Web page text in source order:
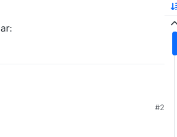
www.arte.tv/de/videos/051656-000- #2